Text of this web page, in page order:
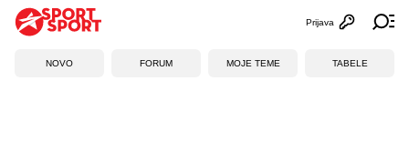
Otvori
Prijava
NOVO FORUM MOJE TEME TABELE